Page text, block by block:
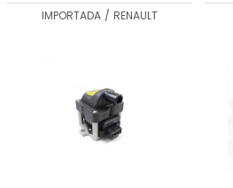
IMPORTADA / RENAULT